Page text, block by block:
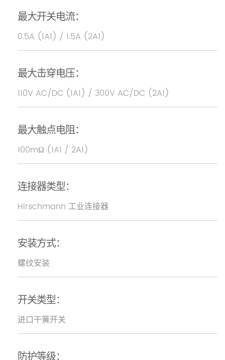
最大开关电流：
0.5A (1A1) / 1.5A (2A1)
最大击穿电压：
110V AC/DC (1A1) / 300V AC/DC (2A1)
最大触点电阻：
100mΩ (1A1 / 2A1)
连接器类型：
Hirschmann 工业连接器
安装方式：
螺纹安装
开关类型：
进口干簧开关